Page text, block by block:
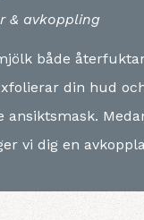
& avkoppling
både
din hud
ansiktsmask.
vi dig en